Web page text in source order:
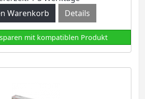
Details
sparen mit kompatiblen Produkt